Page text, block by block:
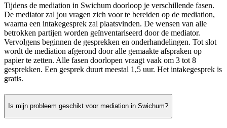
Tijdens de mediation in Swichum doorloop je verschillende fasen.
De mediator zal jou vragen zich voor te bereiden op de mediation,
waarna een intakegesprek zal plaatsvinden. De wensen van alle
betrokken partijen worden geïnventariseerd door de mediator.
Vervolgens beginnen de gesprekken en onderhandelingen. Tot slot
wordt de mediation afgerond door alle gemaakte afspraken op
papier te zetten. Alle fasen doorlopen vraagt vaak om 3 tot 8
gesprekken. Een gesprek duurt meestal 1,5 uur. Het intakegesprek is
gratis.
Is mijn probleem geschikt voor mediation in Swichum?